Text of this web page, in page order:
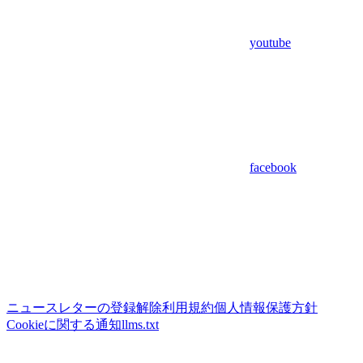
youtube
facebook
ニュースレターの登録解除利用規約個人情報保護方針
Cookieに関する通知llms.txt